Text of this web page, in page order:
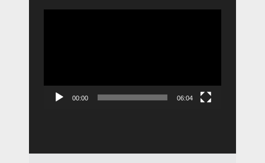
00:00 06:04